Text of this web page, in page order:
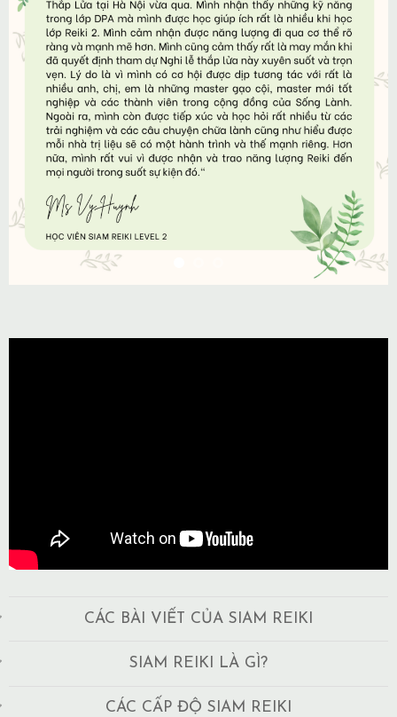
CÁC BÀI VIẾT CỦA SIAM REIKI
SIAM REIKI LÀ GÌ?
CÁC CẤP ĐỘ SIAM REIKI